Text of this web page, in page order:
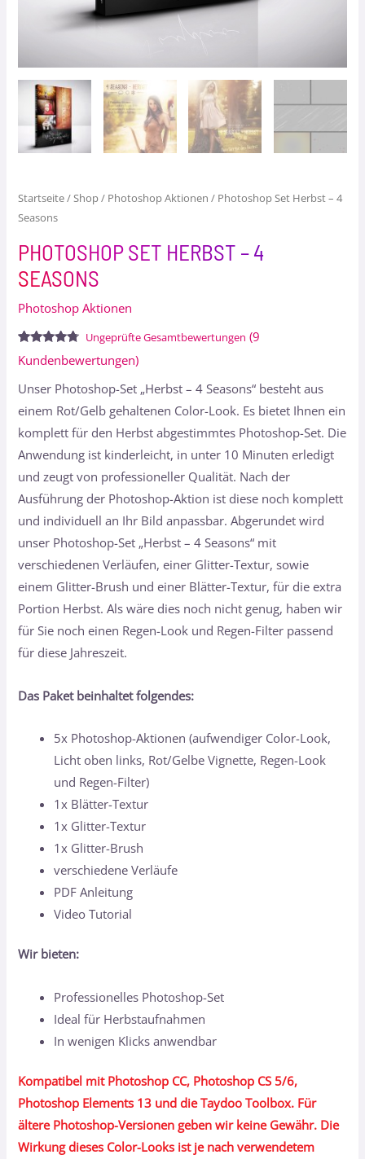
Startseite/Shop/ Photoshop Aktionen / Photoshop Set Herbst – 4
Seasons
PHOTOSHOP SET HERBST – 4
SEASONS
Photoshop Aktionen
Bewertet
mit4.56
basierend
9
Kundenbewertungen
Ungeprüfte Gesamtbewertungen (9
Kundenbewertungen)
Unser Photoshop-Set „Herbst – 4 Seasons“ besteht aus
einem Rot/Gelb gehaltenen Color-Look. Es bietet Ihnen ein
komplett für den Herbst abgestimmtes Photoshop-Set. Die
Anwendung ist kinderleicht, in unter 10 Minuten erledigt
und zeugt von professioneller Qualität. Nach der
Ausführung der Photoshop-Aktion ist diese noch komplett
und individuell an Ihr Bild anpassbar. Abgerundet wird
unser Photoshop-Set „Herbst – 4 Seasons“ mit
verschiedenen Verläufen, einer Glitter-Textur, sowie
einem Glitter-Brush und einer Blätter-Textur, für die extra
Portion Herbst. Als wäre dies noch nicht genug, haben wir
für Sie noch einen Regen-Look und Regen-Filter passend
für diese Jahreszeit.
Das Paket beinhaltet folgendes:
5x Photoshop-Aktionen (aufwendiger Color-Look,
Licht oben links, Rot/Gelbe Vignette, Regen-Look
und Regen-Filter)
1x Blätter-Textur
1x Glitter-Textur
1x Glitter-Brush
verschiedene Verläufe
PDF Anleitung
Video Tutorial
Wir bieten:
Professionelles Photoshop-Set
Ideal für Herbstaufnahmen
In wenigen Klicks anwendbar
Kompatibel mit Photoshop CC, Photoshop CS 5/6,
Photoshop Elements 13 und die Taydoo Toolbox. Für
ältere Photoshop-Versionen geben wir keine Gewähr. Die
Wirkung dieses Color-Looks ist je nach verwendetem